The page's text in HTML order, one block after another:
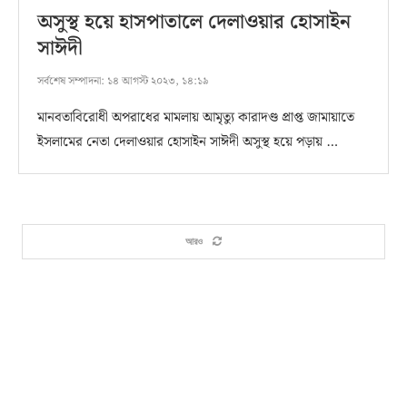
অসুস্থ হয়ে হাসপাতালে দেলাওয়ার হোসাইন
সাঈদী
সর্বশেষ সম্পাদনা: ১৪ আগস্ট ২০২৩, ১৪:১৯
মানবতাবিরোধী অপরাধের মামলায় আমৃত্যু কারাদণ্ড প্রাপ্ত জামায়াতে
ইসলামের নেতা দেলাওয়ার হোসাইন সাঈদী অসুস্থ হয়ে পড়ায় …
আরও